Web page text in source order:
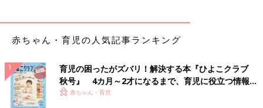
赤ちゃん・育児の人気記事ランキング
育児の困ったがズバリ！解決する本『ひよこクラブ
秋号』 4カ月～2才になるまで、育児に役立つ情報が
いっぱい！
赤ちゃん・育児